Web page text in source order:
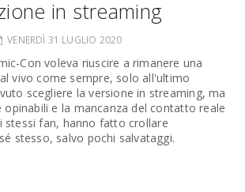
in streaming
VENERDÌ 31 LUGLIO 2020
Con voleva riuscire a rimanere una
vivo come sempre, solo all'ultimo
scegliere la versione in streaming, ma
opinabili e la mancanza del contatto reale
stessi fan, hanno fatto crollare
stesso, salvo pochi salvataggi.